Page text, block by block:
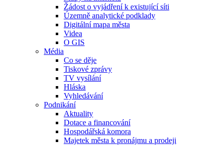
Žádost o vyjádření k existující síti
Územně analytické podklady
Digitální mapa města
Videa
O GIS
Média
Co se děje
Tiskové zprávy
TV vysílání
Hláska
Vyhledávání
Podnikání
Aktuality
Dotace a financování
Hospodářská komora
Majetek města k pronájmu a prodeji